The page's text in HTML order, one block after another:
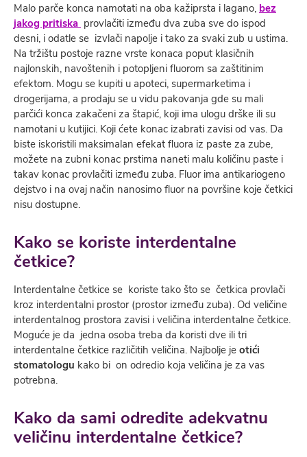
Malo parče konca namotati na oba kažiprsta i lagano, bez
jakog pritiska provlačiti između dva zuba sve do ispod
desni, i odatle se izvlači napolje i tako za svaki zub u ustima.
Na tržištu postoje razne vrste konaca poput klasičnih
najlonskih, navoštenih i potopljeni fluorom sa zaštitinim
efektom. Mogu se kupiti u apoteci, supermarketima i
drogerijama, a prodaju se u vidu pakovanja gde su mali
parčići konca zakačeni za štapić, koji ima ulogu drške ili su
namotani u kutijici. Koji ćete konac izabrati zavisi od vas. Da
biste iskoristili maksimalan efekat fluora iz paste za zube,
možete na zubni konac prstima naneti malu količinu paste i
takav konac provlačiti između zuba. Fluor ima antikariogeno
dejstvo i na ovaj način nanosimo fluor na površine koje četkici
nisu dostupne.
Kako se koriste interdentalne
četkice?
Interdentalne četkice se koriste tako što se četkica provlači
kroz interdentalni prostor (prostor između zuba). Od veličine
interdentalnog prostora zavisi i veličina interdentalne četkice.
Moguće je da jedna osoba treba da koristi dve ili tri
interdentalne četkice različitih veličina. Najbolje je otići
stomatologu kako bi on odredio koja veličina je za vas
potrebna.
Kako da sami odredite adekvatnu
veličinu interdentalne četkice?